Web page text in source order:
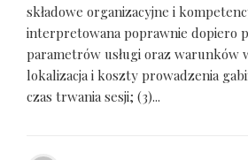
składowe organizacyjne i
interpretowana poprawnie dopiero
parametrów usługi oraz warunków
lokalizacja i koszty prowadzenia
czas trwania sesji; (3)...